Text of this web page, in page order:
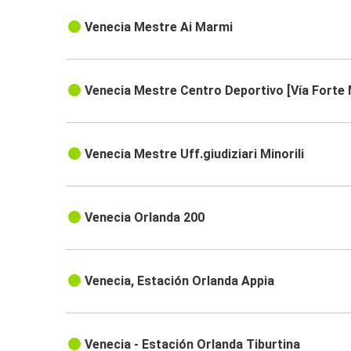
Venecia Mestre Ai Marmi
Venecia Mestre Centro Deportivo [Vía Forte
Venecia Mestre Uff.giudiziari Minorili
Venecia Orlanda 200
Venecia, Estación Orlanda Appia
Venecia - Estación Orlanda Tiburtina